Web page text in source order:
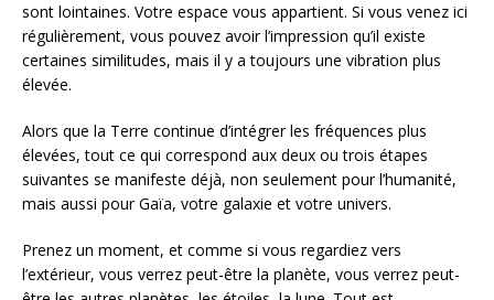
sont lointaines. Votre espace vous appartient. Si vous venez ici
régulièrement, vous pouvez avoir l’impression qu’il existe
certaines similitudes, mais il y a toujours une vibration plus
élevée.
Alors que la Terre continue d’intégrer les fréquences plus
élevées, tout ce qui correspond aux deux ou trois étapes
suivantes se manifeste déjà, non seulement pour l’humanité,
mais aussi pour Gaïa, votre galaxie et votre univers.
Prenez un moment, et comme si vous regardiez vers
l’extérieur, vous verrez peut-être la planète, vous verrez peut-